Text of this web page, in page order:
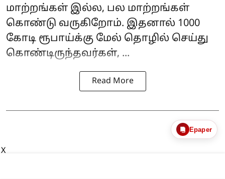
மாற்றங்கள் இல்ல, பல மாற்றங்கள்
கொண்டு வருகிறோம். இதனால் 1000
கோடி ரூபாய்க்கு மேல் தொழில் செய்து
கொண்டிருந்தவர்கள், ...
Read More
Epaper
X